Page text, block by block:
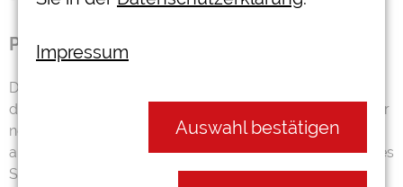
Psychogene Aphonie
Die
dass die Stimme fast tonlos ist, sodass der Betroffene nur
noch flüstern kann. Beim Räuspern und Lachen sind
allerdings stimmhafte Anteile zu hören. Auch während des
Sprechens können stimmhafte Anteile wahrgenommen
Impressum
Auswahl bestätigen